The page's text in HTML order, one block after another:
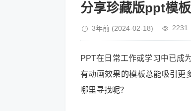
分享珍藏版ppt模
3年前 (2024-02-18) 2231
PPT在日常工作或学习中已成
有动画效果的模板总能吸引更
哪里寻找呢？